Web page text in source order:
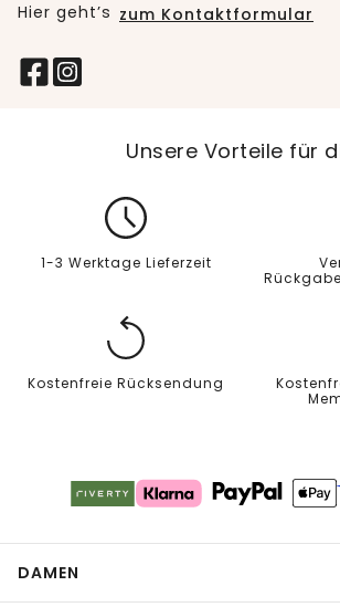
Hier geht’s zum Kontaktformular
Unsere Vorteile für
1-3 Werktage Lieferzeit
Kostenfreie Rücksendung
DAMEN